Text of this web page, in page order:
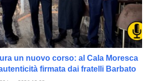
un nuovo corso: al Cala Moresca
firmata dai fratelli Barbato